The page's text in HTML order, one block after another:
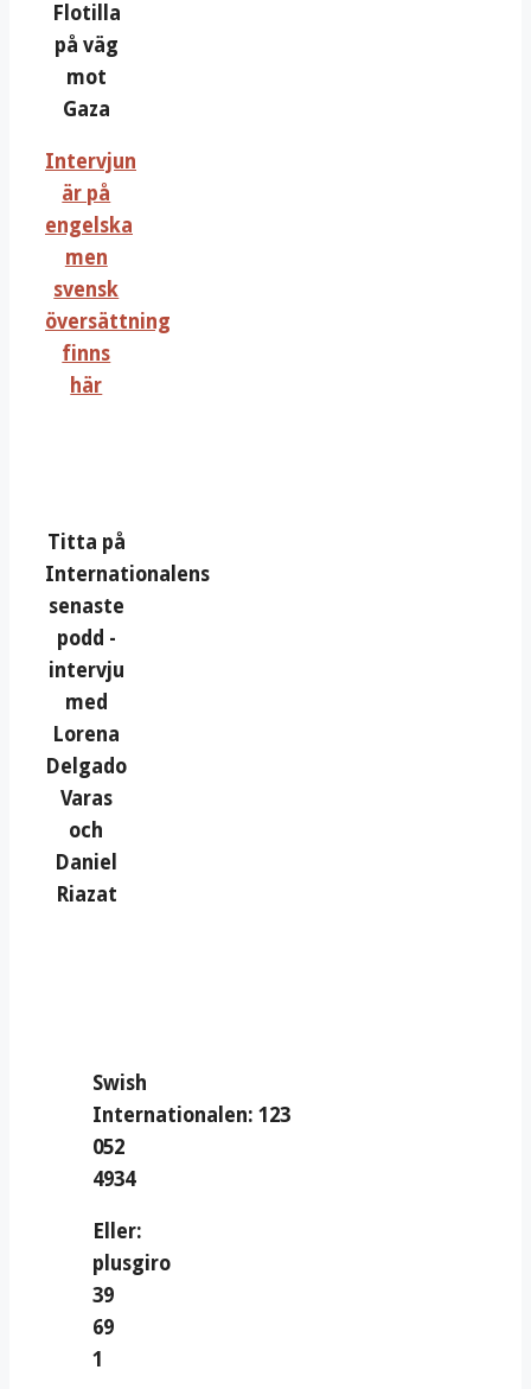
Flotilla
på väg
mot
Gaza
Intervjun
är på
engelska
men
svensk
översättning
finns
här
Titta på
Internationalens
senaste
podd -
intervju
med
Lorena
Delgado
Varas
och
Daniel
Riazat
Swish
Internationalen: 123
052
4934
Eller:
plusgiro
39
69
1